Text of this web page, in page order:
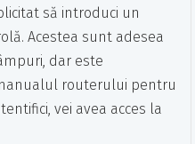
să introduci un
Acestea sunt adesea
dar este
routerului pentru
vei avea acces la